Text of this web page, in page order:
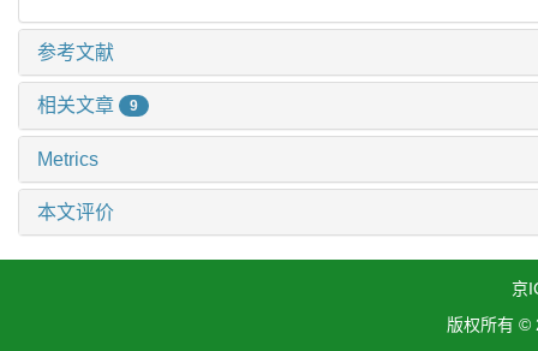
参考文献
相关文章 9
Metrics
本文评价
京
版权所有 ©